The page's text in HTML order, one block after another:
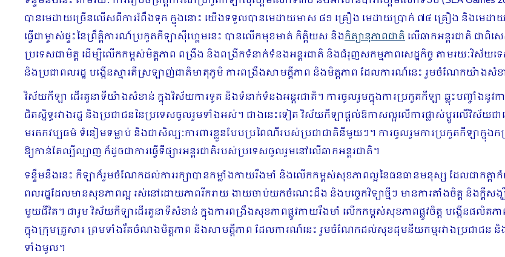
បានមេដាយច្រើនលើសពីការរំពឹងទុក ក្នុងនោះ យើងទទួលបានមេដាយមាស ៨១ គ្រឿង មេដាយប្រាក់ ៧៤ គ្រឿង និងមេដា
ធ្វើជាម្ចាស់ផ្ទះនៃព្រឹត្តិការណ៍ប្រកួតកីឡាស៊ីហ្គេមនេះ បានលើកមុខមាត់ កិត្តិយស និងកិត្យានុភាពជាតិលើឆាកអន្តរជាតិ ជាពិស
ប្រទេសជាមិត្ត ដើម្បីលើកកម្ពស់មិត្តភាព ពង្រឹង និងពង្រីកទំនាក់ទំនងអន្តរជាតិ និងជំរុញសកម្មភាពសេដ្ឋកិច្ច តាមរយៈវិ
និងប្រជាពលរដ្ឋ បង្កើនស្មារតីស្រឡាញ់ជាតិមាតុភូមិ ការពង្រឹងសាមគ្គីភាព និងមិត្តភាព ដែលការណ៍នេះ រួមចំណែកយ៉ាង
វិស័យកីឡា ដើរតួនាទីយ៉ាងសំខាន់ ក្នុងវិស័យការទូត និងទំនាក់ទំនងអន្តរជាតិ។ ការចូលរួមក្នុងការប្រកួតកីឡា ឆ្លុះបញ្ចាំងនូ
ជិតស្និទ្ធរវាងរដ្ឋ និងប្រជាជននៃប្រទេសចូលរួមទាំងអស់។ ជាងនេះទៀត វិស័យកីឡាផ្តល់ឱកាសល្អលើការផ្លាស់ប្តូរលើវិស័យជ
មរតកវប្បធម៌ ទំនៀមទម្លាប់ និងជាសិល្បៈការពារខ្លួនបែបប្រពៃណីរបស់ប្រជាជាតិនីមួយៗ។ ការចូលរួមការប្រកួតកីឡាក្នុ
ឱ្យកាន់តែល្បីល្បាញ ក៏ដូចជាការធ្វើទីផ្សារអន្តរជាតិរបស់ប្រទេសចូលរួមនៅលើឆាកអន្តរជាតិ។
ទន្ទឹមនឹងនេះ កីឡាក៏រួមចំណែកដល់ការរក្សាបានកម្លាំងកាយរឹងមាំ និងលើកកម្ពស់សុខភាពល្អនៃធនធានមនុស្ស ដែលជាកត្ត
ពលរដ្ឋដែលមានសុខភាពល្អ រស់នៅដោយភាពរីករាយ ងាយចាប់យកចំណេះដឹង និងបច្ចេកវិទ្យាថ្មីៗ មានការតាំងចិត្ត និងក្តីសង្
មួយជីវិត។ ជារួម វិស័យកីឡាដើរតួនាទីសំខាន់ ក្នុងការពង្រឹងសុខភាពផ្លូវកាយរឹងមាំ លើកកម្ពស់សុខភាពផ្លូវចិត្ត បង្កើនផលិត
ក្នុងក្រុមគ្រួសារ ព្រមទាំងរឹតចំណងមិត្តភាព និងសាមគ្គីភាព ដែលការណ៍នេះ រួមចំណែកដល់សុខដុមនីយកម្មរវាងប្រជាជន
ទាំងមូល។